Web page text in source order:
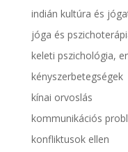
indián kultúra és
jóga és
keleti pszichológia,
kényszerbetegségek
kínai orvoslás
kommunikációs
konfliktusok ellen